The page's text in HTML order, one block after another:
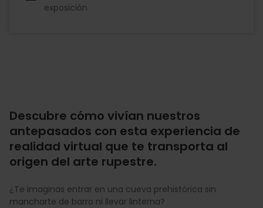
exposición
Descubre cómo vivían nuestros
antepasados con esta experiencia de
realidad virtual que te transporta al
origen del arte rupestre.
¿Te imaginas entrar en una cueva prehistórica sin
mancharte de barro ni llevar linterna?